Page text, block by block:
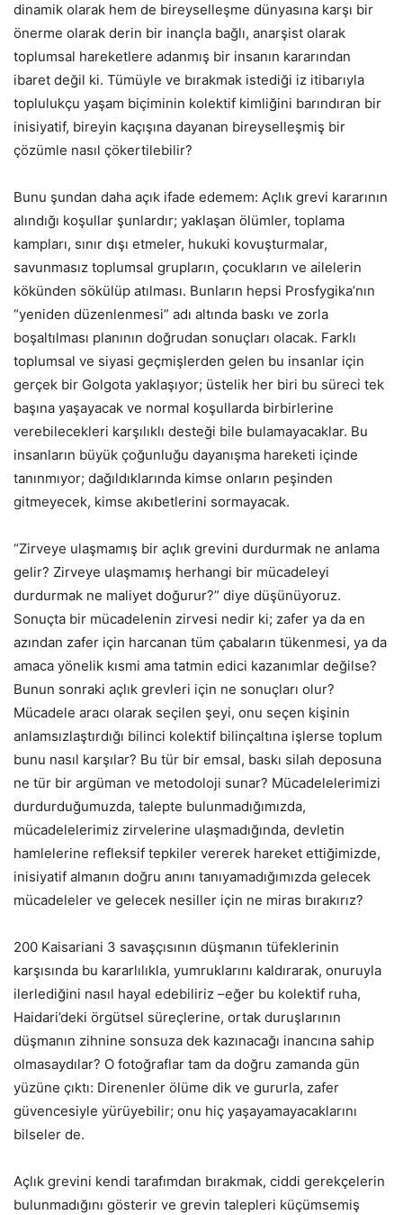
dinamik olarak hem de bireyselleşme dünyasına karşı bir
önerme olarak derin bir inançla bağlı, anarşist olarak
toplumsal hareketlere adanmış bir insanın kararından
ibaret değil ki. Tümüyle ve bırakmak istediği iz itibarıyla
toplulukçu yaşam biçiminin kolektif kimliğini barındıran bir
inisiyatif, bireyin kaçışına dayanan bireyselleşmiş bir
çözümle nasıl çökertilеbilir?
Bunu şundan daha açık ifade edemem: Açlık grevi kararının
alındığı koşullar şunlardır; yaklaşan ölümler, toplama
kampları, sınır dışı etmeler, hukuki kovuşturmalar,
savunmasız toplumsal grupların, çocukların ve ailelerin
kökünden sökülüp atılması. Bunların hepsi Prosfygika’nın
“yeniden düzenlenmesi” adı altında baskı ve zorla
boşaltılması planının doğrudan sonuçları olacak. Farklı
toplumsal ve siyasi geçmişlerden gelen bu insanlar için
gerçek bir Golgota yaklaşıyor; üstelik her biri bu süreci tek
başına yaşayacak ve normal koşullarda birbirlerine
verebilecekleri karşılıklı desteği bile bulamayacaklar. Bu
insanların büyük çoğunluğu dayanışma hareketi içinde
tanınmıyor; dağıldıklarında kimse onların peşinden
gitmeyecek, kimse akıbetlerini sormayacak.
“Zirveye ulaşmamış bir açlık grevini durdurmak ne anlama
gelir? Zirveye ulaşmamış herhangi bir mücadeleyi
durdurmak ne maliyet doğurur?” diye düşünüyoruz.
Sonuçta bir mücadelenin zirvesi nedir ki; zafer ya da en
azından zafer için harcanan tüm çabaların tükenmesi, ya da
amaca yönelik kısmi ama tatmin edici kazanımlar değilse?
Bunun sonraki açlık grevleri için ne sonuçları olur?
Mücadele aracı olarak seçilen şeyi, onu seçen kişinin
anlamsızlaştırdığı bilinci kolektif bilinçaltına işlerse toplum
bunu nasıl karşılar? Bu tür bir emsal, baskı silah deposuna
ne tür bir argüman ve metodoloji sunar? Mücadelelerimizi
durdurduğumuzda, talepte bulunmadığımızda,
mücadelelerimiz zirvelerine ulaşmadığında, devletin
hamlelerine refleksif tepkiler vererek hareket ettiğimizde,
inisiyatif almanın doğru anını tanıyamadığımızda gelecek
mücadeleler ve gelecek nesiller için ne miras bırakırız?
200 Kaisariani 3 savaşçısının düşmanın tüfeklerinin
karşısında bu kararlılıkla, yumruklarını kaldırarak, onuruyla
ilerlediğini nasıl hayal edebiliriz –eğer bu kolektif ruha,
Haidari’deki örgütsel süreçlerine, ortak duruşlarının
düşmanın zihnine sonsuza dek kazınacağı inancına sahip
olmasaydılar? O fotoğraflar tam da doğru zamanda gün
yüzüne çıktı: Direnenler ölüme dik ve gururla, zafer
güvencesiyle yürüyebilir; onu hiç yaşayamayacaklarını
bilseler de.
Açlık grevini kendi tarafımdan bırakmak, ciddi gerekçelerin
bulunmadığını gösterir ve grevin talepleri küçümsemiş